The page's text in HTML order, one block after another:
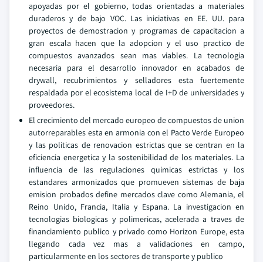
apoyadas por el gobierno, todas orientadas a materiales
duraderos y de bajo VOC. Las iniciativas en EE. UU. para
proyectos de demostracion y programas de capacitacion a
gran escala hacen que la adopcion y el uso practico de
compuestos avanzados sean mas viables. La tecnologia
necesaria para el desarrollo innovador en acabados de
drywall, recubrimientos y selladores esta fuertemente
respaldada por el ecosistema local de I+D de universidades y
proveedores.
El crecimiento del mercado europeo de compuestos de union
autorreparables esta en armonia con el Pacto Verde Europeo
y las politicas de renovacion estrictas que se centran en la
eficiencia energetica y la sostenibilidad de los materiales. La
influencia de las regulaciones quimicas estrictas y los
estandares armonizados que promueven sistemas de baja
emision probados define mercados clave como Alemania, el
Reino Unido, Francia, Italia y Espana. La investigacion en
tecnologias biologicas y polimericas, acelerada a traves de
financiamiento publico y privado como Horizon Europe, esta
llegando cada vez mas a validaciones en campo,
particularmente en los sectores de transporte y publico